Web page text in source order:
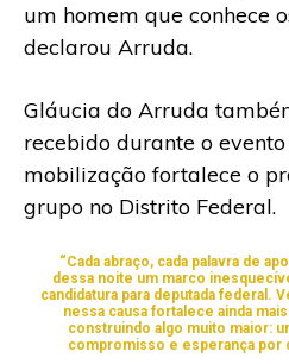
um homem que conhece
declarou Arruda.
Gláucia do Arruda
recebido durante o
mobilização fortalece o
grupo no Distrito Federal.
“Cada abraço, cada palavra de
dessa noite um marco
candidatura para deputada federal.
nessa causa fortalece ainda
construindo algo muito maior:
compromisso e esperança por